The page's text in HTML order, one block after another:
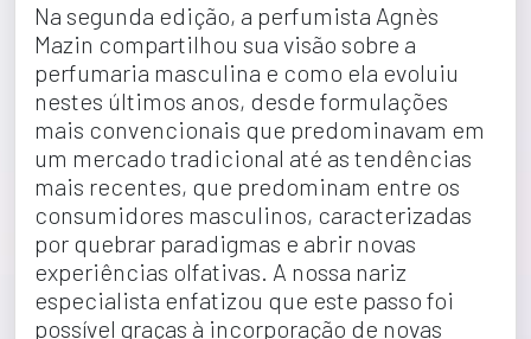
Na segunda edição, a perfumista Agnès
Mazin compartilhou sua visão sobre a
perfumaria masculina e como ela evoluiu
nestes últimos anos, desde formulações
mais convencionais que predominavam em
um mercado tradicional até as tendências
mais recentes, que predominam entre os
consumidores masculinos, caracterizadas
por quebrar paradigmas e abrir novas
experiências olfativas. A nossa nariz
especialista enfatizou que este passo foi
possível graças à incorporação de novas